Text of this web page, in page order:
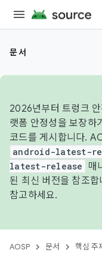
문서
2026년부터 트렁크
랫폼 안정성을 보장하
코드를 게시합니다.
android-latest-
latest-release
매
된 최신 버전을 참조
참고하세요.
AOSP 문서 핵심 주